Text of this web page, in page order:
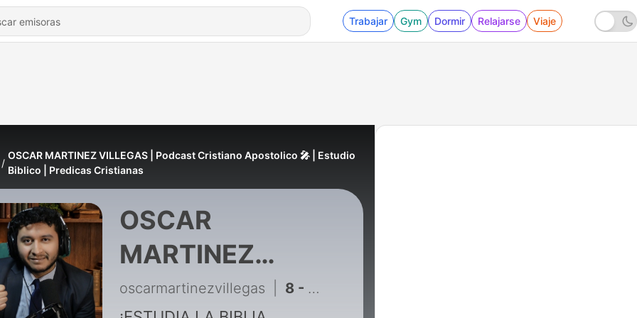
Trabajar Gym Dormir Relajarse Viaje
OSCAR MARTINEZ VILLEGAS | Podcast Cristiano Apostolico 🎤 | Estudio
Biblico | Predicas Cristianas
OSCAR
MARTINEZ
VILLEGAS |
oscarmartinezvillegas 8 - ¿CREES QUE DIOS ACEPTA EXCUSAS? | La Justificación No Te Justifica | DEJA DE JUSTIFICARTE ANTE DIOS – Predica Cristiana Impactante que TE SACUDIRÁ | @OscarMartinezVillegas Podcast Cristiano